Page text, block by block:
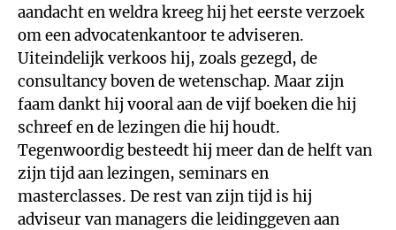
aandacht en weldra kreeg hij het eerste verzoek
om een advocatenkantoor te adviseren.
Uiteindelijk verkoos hij, zoals gezegd, de
consultancy boven de wetenschap. Maar zijn
faam dankt hij vooral aan de vijf boeken die hij
schreef en de lezingen die hij houdt.
Tegenwoordig besteedt hij meer dan de helft van
zijn tijd aan lezingen, seminars en
masterclasses. De rest van zijn tijd is hij
adviseur van managers die leidinggeven aan